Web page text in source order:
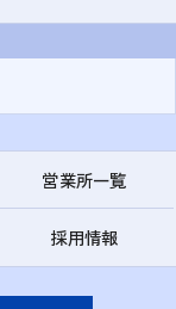
営業所一覧
採用情報